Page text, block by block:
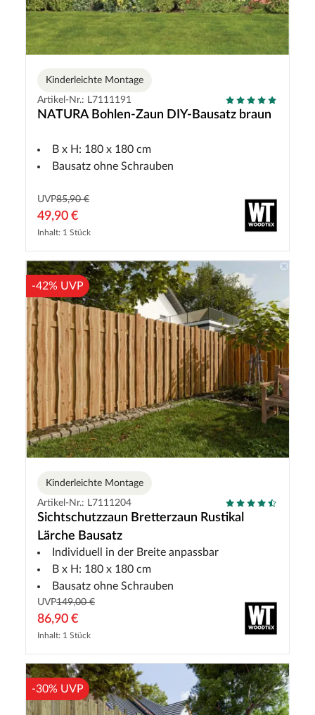
Kinderleichte Montage
Artikel-Nr.: L7111191
NATURA Bohlen-Zaun DIY-Bausatz braun
B x H: 180 x 180 cm
Bausatz ohne Schrauben
UVP85,90 €
49,90 €
Inhalt: 1 Stück
-42% UVP
Kinderleichte Montage
Artikel-Nr.: L7111204
Sichtschutzzaun Bretterzaun Rustikal
Lärche Bausatz
Individuell in der Breite anpassbar
B x H: 180 x 180 cm
Bausatz ohne Schrauben
UVP149,00 €
86,90 €
Inhalt: 1 Stück
-30% UVP